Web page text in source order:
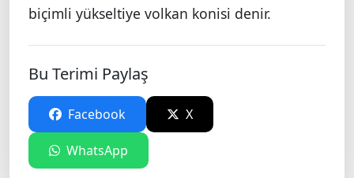
biçimli yükseltiye volkan konisi denir.
Bu Terimi Paylaş
Facebook X
WhatsApp